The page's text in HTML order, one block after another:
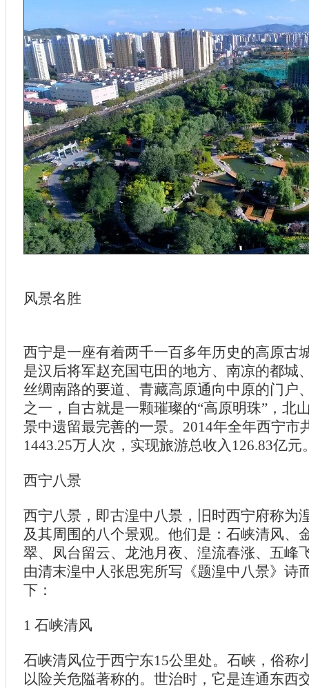
风景名胜
西宁是一座有着两千一百多年历史的高原古
是汉后将军赵充国屯田的地方、南凉的都城
丝绸南路的要道、青藏高原通向中原的门户
之一，自古就是一颗璀璨的“高原明珠”，
景中遗留最完善的一景。2014年全年西宁市
1443.25万人次，实现旅游总收入126.83亿元
西宁八景
西宁八景，即古湟中八景，旧时西宁府称为
及其周围的八个景观。他们是：石峡清风、
翠、凤台留云、龙池月夜、湟流春涨、五峰
由清末湟中人张思宪所写《题湟中八景》诗
下：
1 石峡清风
石峡清风位于西宁东15公里处。石峡，俗称
以险关危隘著称的。世治时，它是连通东西